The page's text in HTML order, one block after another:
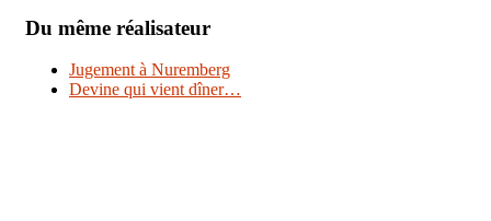
Du même réalisateur
Jugement à Nuremberg
Devine qui vient dîner…